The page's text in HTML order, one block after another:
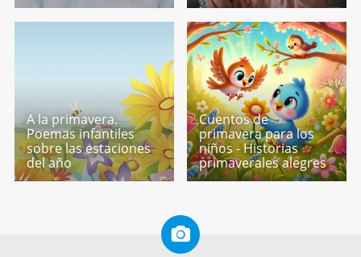
A la primavera.
Poemas infantiles
sobre las estaciones
del año
Cuentos de
primavera para los
niños - Historias
primaverales alegres